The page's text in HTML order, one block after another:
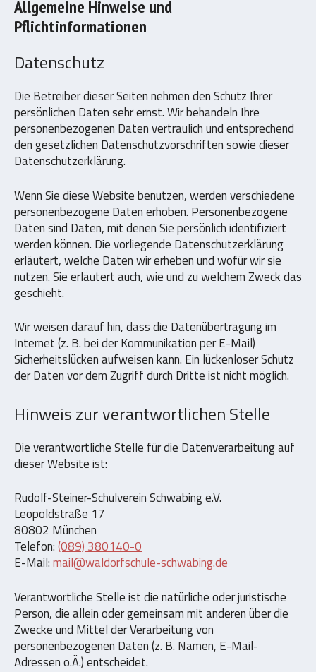
Allgemeine Hinweise und
Pflichtinformationen
Datenschutz
Die Betreiber dieser Seiten nehmen den Schutz Ihrer
persönlichen Daten sehr ernst. Wir behandeln Ihre
personenbezogenen Daten vertraulich und entsprechend
den gesetzlichen Datenschutzvorschriften sowie dieser
Datenschutzerklärung.
Wenn Sie diese Website benutzen, werden verschiedene
personenbezogene Daten erhoben. Personenbezogene
Daten sind Daten, mit denen Sie persönlich identifiziert
werden können. Die vorliegende Datenschutzerklärung
erläutert, welche Daten wir erheben und wofür wir sie
nutzen. Sie erläutert auch, wie und zu welchem Zweck das
geschieht.
Wir weisen darauf hin, dass die Datenübertragung im
Internet (z. B. bei der Kommunikation per E-Mail)
Sicherheitslücken aufweisen kann. Ein lückenloser Schutz
der Daten vor dem Zugriff durch Dritte ist nicht möglich.
Hinweis zur verantwortlichen Stelle
Die verantwortliche Stelle für die Datenverarbeitung auf
dieser Website ist:
Rudolf-Steiner-Schulverein Schwabing e.V.
Leopoldstraße 17
80802 München
Telefon:(089) 380140-0
E-Mail:mail@waldorfschule-schwabing.de
Verantwortliche Stelle ist die natürliche oder juristische
Person, die allein oder gemeinsam mit anderen über die
Zwecke und Mittel der Verarbeitung von
personenbezogenen Daten (z. B. Namen, E-Mail-
Adressen o.Ä.) entscheidet.